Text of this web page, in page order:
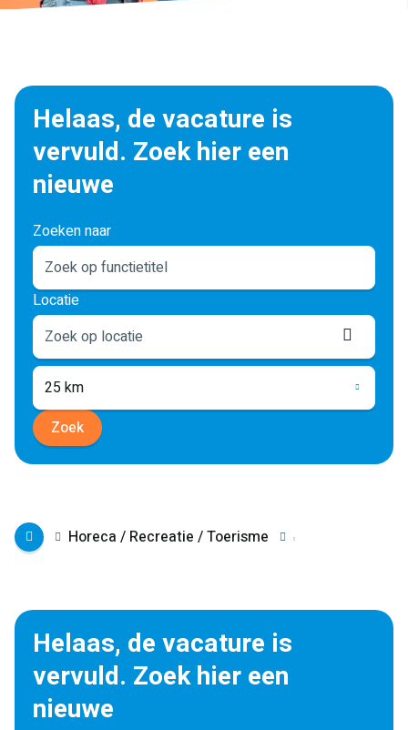
Helaas, de vacature is
vervuld. Zoek hier een
nieuwe
Zoeken naar
Locatie
25 km
Zoek
Horeca / Recreatie / Toerisme
Helaas, de vacature is
vervuld. Zoek hier een
nieuwe